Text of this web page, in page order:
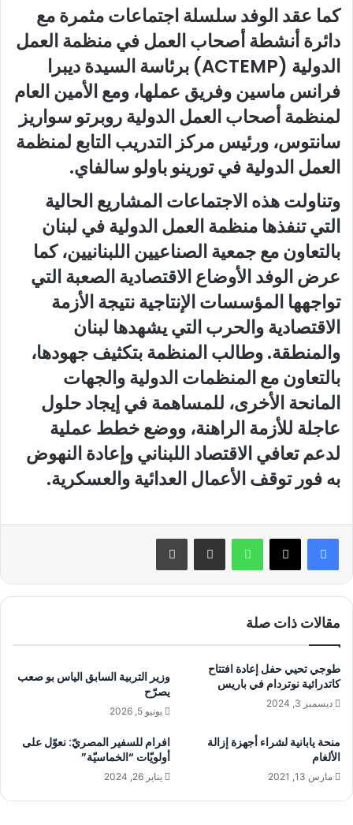
كما عقد الوفد سلسلة اجتماعات مثمرة مع
دائرة أنشطة أصحاب العمل في منظمة العمل
الدولية (ACTEMP) برئاسة السيدة ديبرا
فرانس ماسين وفريق عملها، ومع الأمين العام
لمنظمة أصحاب العمل الدولية روبرتو سواريز
سانتوس، ورئيس مركز التدريب التابع لمنظمة
العمل الدولية في تورينو باولو سالفاي.
وتناولت هذه الاجتماعات المشاريع الحالية
التي تنفذها منظمة العمل الدولية في لبنان
بالتعاون مع جمعية الصناعيين اللبنانيين، كما
عرض الوفد الأوضاع الاقتصادية الصعبة التي
تواجهها المؤسسات الإنتاجية نتيجة الأزمة
الاقتصادية والحرب التي يشهدها لبنان
والمنطقة. وطالب المنظمة بتكثيف جهودها،
بالتعاون مع المنظمات الدولية والجهات
المانحة الأخرى، للمساهمة في إيجاد حلول
عاجلة للأزمة الراهنة، ووضع خطط عملية
لدعم تعافي الاقتصاد اللبناني وإعادة النهوض
به فور توقف الأعمال العدائية والعسكرية.
واتساب مشاركة عبر البريد طباعة
مقالات ذات صلة
طوجي تحيي حفل إعادة افتتاح
كاتدرائية نوتردام في باريس
ديسمبر 3, 2024
وزير التربية السابق الياس بو صعب
يصرّح
يونيو 5, 2026
منحة يابانية لشراء أجهزة إزالة
الألغام
مارس 13, 2021
افرام للسفير المصريّ: نعوّل على
أولويّات “الخماسيّة”
يناير 26, 2024